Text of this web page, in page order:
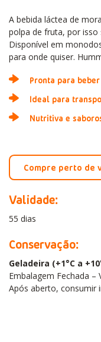
A bebida láctea de
polpa de fruta, por
Disponível em
para onde quiser.
Pronta para beber
Ideal para
Nutritiva e
Compre perto de
Validade:
55 dias
Conservação:
Geladeira (+1°C a
Embalagem Fechada –
Após aberto, consumir